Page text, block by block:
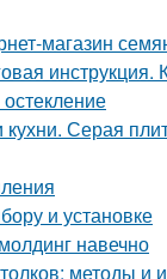
магазин
инструкция.
Серая
и установке
навечно
методы и